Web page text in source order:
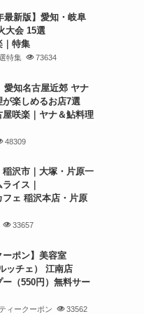
最新版】愛知・岐阜
大会 15選
｜特集
特集 73634
愛知名古屋近郊 ヤナ
が楽しめるお店7選
屋咲楽｜ヤナ＆鮎料理
48309
稲沢市｜大塚・片原一
イス｜
フェ 稲沢本店・片原
33657
ーポン】美容室
ッチェ） 江南店
ー（550円）無料サー
ィークーポン 33562